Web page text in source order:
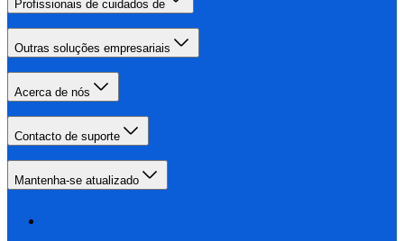
Profissionais de cuidados de
Outras soluções empresariais
Acerca de nós
Contacto de suporte
Mantenha-se atualizado